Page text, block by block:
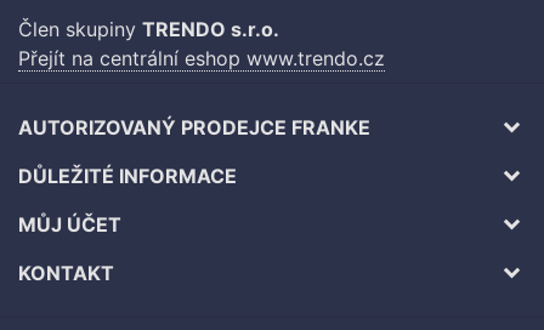
Člen skupiny TRENDO s.r.o.
Přejít na centrální eshop www.trendo.cz
AUTORIZOVANÝ PRODEJCE FRANKE
DŮLEŽITÉ INFORMACE
MŮJ ÚČET
KONTAKT